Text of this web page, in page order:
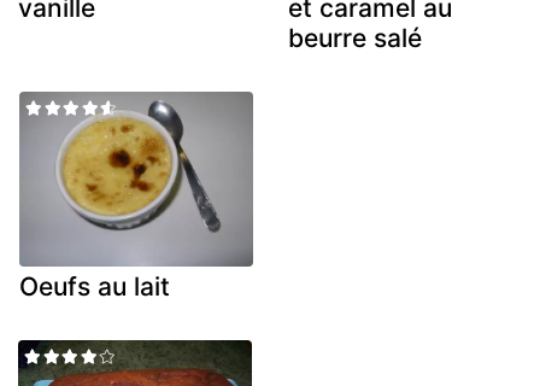
vanille
et caramel au
beurre salé
Oeufs au lait